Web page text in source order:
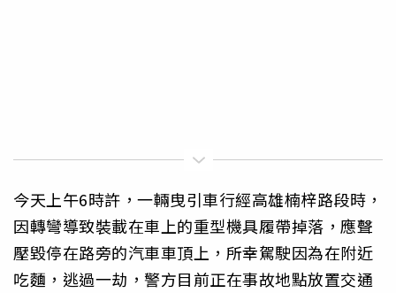
今天上午6時許，一輛曳引車行經高雄楠梓路段時，
因轉彎導致裝載在車上的重型機具履帶掉落，應聲
壓毀停在路旁的汽車車頂上，所幸駕駛因為在附近
吃麵，逃過一劫，警方目前正在事故地點放置交通